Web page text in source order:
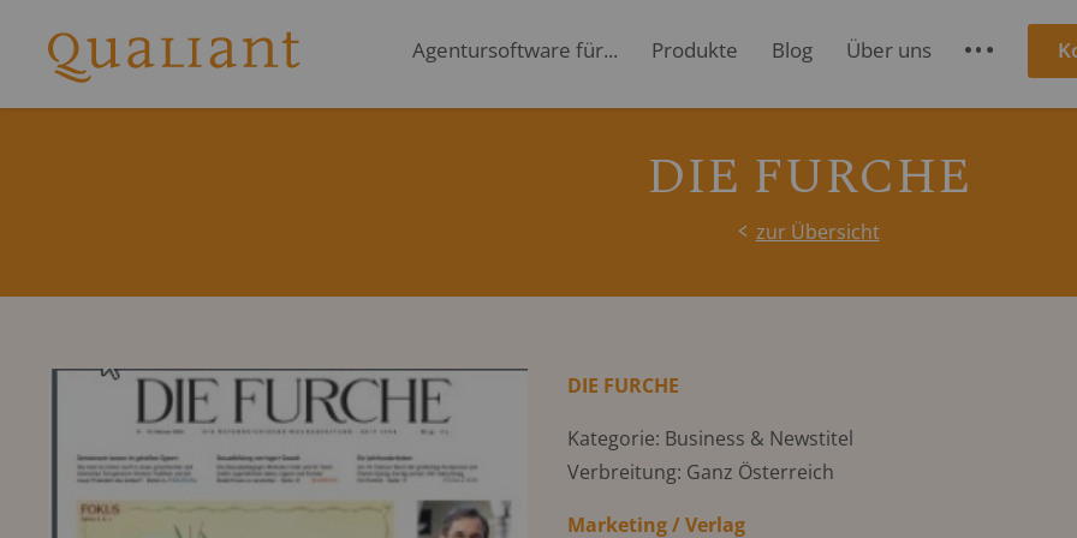
Agentursoftware für... Produkte Blog Über uns S
DIE FURCHE
zur Übersicht
DIE FURCHE
Kategorie: Business & Newstitel
Verbreitung: Ganz Österreich
Marketing / Verlag